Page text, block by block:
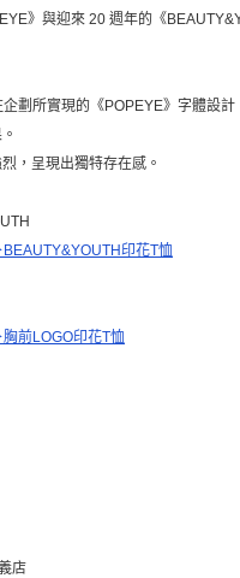
》與迎來 20 週年的《
劃所實現的《POPEYE》字體設計
，呈現出獨特存在感。
BEAUTY&YOUTH印花T恤
胸前LOGO印花T恤
店